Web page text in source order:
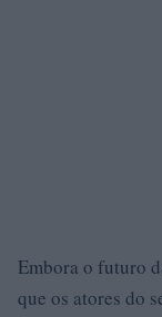
Embora o futuro
que os atores do